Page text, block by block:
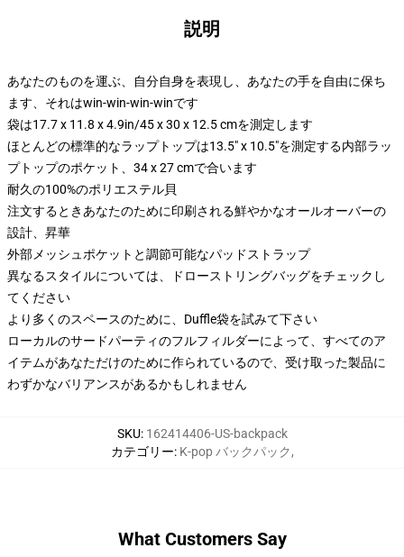
説明
あなたのものを運ぶ、自分自身を表現し、あなたの手を自由に保ち
ます、それはwin-win-win-winです
袋は17.7 x 11.8 x 4.9in/45 x 30 x 12.5 cmを測定します
ほとんどの標準的なラップトップは13.5" x 10.5"を測定する内部ラッ
プトップのポケット、34 x 27 cmで合います
耐久の100%のポリエステル貝
注文するときあなたのために印刷される鮮やかなオールオーバーの
設計、昇華
外部メッシュポケットと調節可能なパッドストラップ
異なるスタイルについては、ドローストリングバッグをチェックし
てください
より多くのスペースのために、Duffle袋を試みて下さい
ローカルのサードパーティのフルフィルダーによって、すべてのア
イテムがあなただけのために作られているので、受け取った製品に
わずかなバリアンスがあるかもしれません
SKU: 162414406-US-backpack
カテゴリー: K-pop バックパック,
What Customers Say